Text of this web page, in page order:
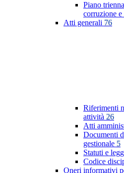
Piano
corruzione
Atti generali 76
Riferimenti
attività 26
Atti
Documenti
gestionale 5
Statuti e
Codice
Oneri informativi